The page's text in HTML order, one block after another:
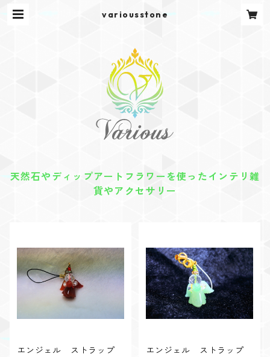
variousstone
天然石やディップアートフラワーを使ったインテリ雑
貨やアクセサリー
エンジェル ストラップ
エンジェル ストラップ